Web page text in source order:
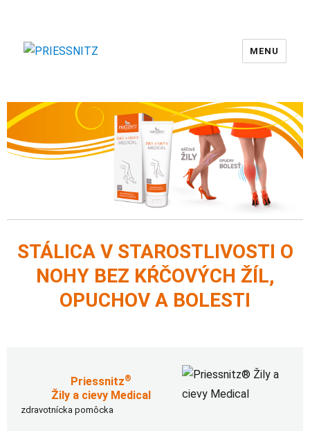
MENU
STÁLICA V STAROSTLIVOSTI O
NOHY BEZ KŔČOVÝCH ŽÍL,
OPUCHOV A BOLESTI
Priessnitz®
Žily a cievy Medical
zdravotnícka pomôcka